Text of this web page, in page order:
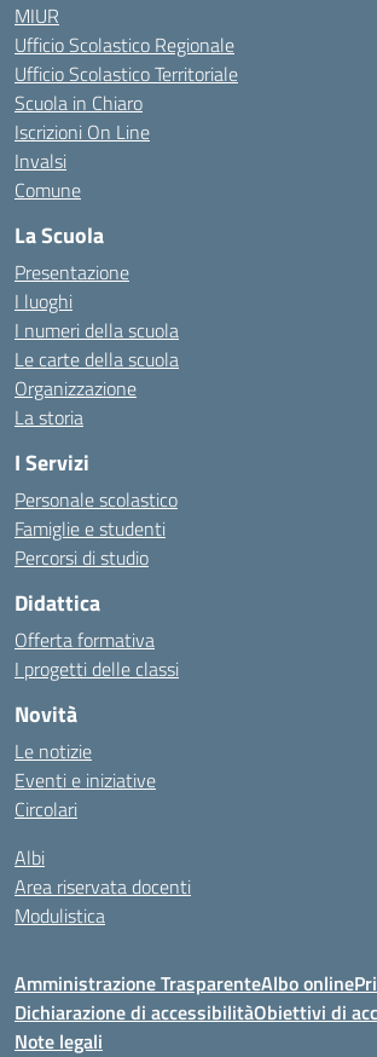
MIUR
Ufficio Scolastico Regionale
Ufficio Scolastico Territoriale
Scuola in Chiaro
Iscrizioni On Line
Invalsi
Comune
La Scuola
Presentazione
I luoghi
I numeri della scuola
Le carte della scuola
Organizzazione
La storia
I Servizi
Personale scolastico
Famiglie e studenti
Percorsi di studio
Didattica
Offerta formativa
I progetti delle classi
Novità
Le notizie
Eventi e iniziative
Circolari
Albi
Area riservata docenti
Modulistica
Amministrazione TrasparenteAlbo online
Dichiarazione di accessibilitàObiettivi di
Note legali